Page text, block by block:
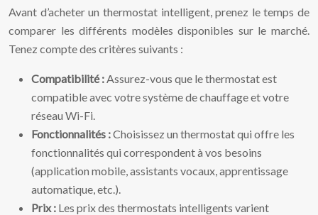
Avant d’acheter un thermostat intelligent, prenez le temps de
comparer les différents modèles disponibles sur le marché.
Tenez compte des critères suivants :
Compatibilité :Assurez-vous que le thermostat est
compatible avec votre système de chauffage et votre
réseau Wi-Fi.
Fonctionnalités :Choisissez un thermostat qui offre les
fonctionnalités qui correspondent à vos besoins
(application mobile, assistants vocaux, apprentissage
automatique, etc.).
Prix : Les prix des thermostats intelligents varient